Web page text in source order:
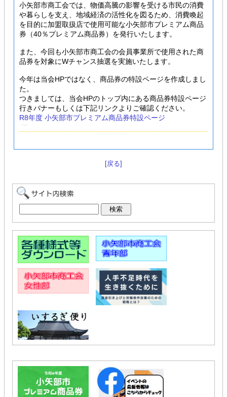
小矢部市商工会では、物価高騰の影響を受ける市民の消費
や暮らしを支え、地域経済の活性化を図るため、消費喚起
を目的に加盟取扱店で使用可能な小矢部市プレミアム商品
券（40％プレミアム商品券）を発行いたします。
また、今回も小矢部市商工会の会員事業所で使用された商
品券を対象にWチャンス抽選を実施いたします。
今年は当会HPではなく、商品券の特設ページを作成しまし
た。
つきましては、当会HPのトップ内にある商品券特設ページ
行きバナーもしくは下記リンクよりご確認ください。
R8年度 小矢部市プレミアム商品券特設ページ
[戻る]